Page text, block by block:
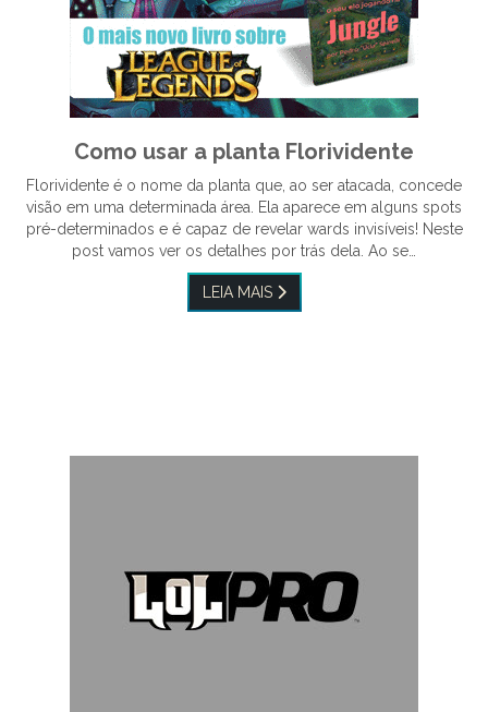
Como usar a planta Florividente
Florividente é o nome da planta que, ao ser atacada, concede
visão em uma determinada área. Ela aparece em alguns spots
pré-determinados e é capaz de revelar wards invisíveis! Neste
post vamos ver os detalhes por trás dela. Ao se…
LEIA MAIS